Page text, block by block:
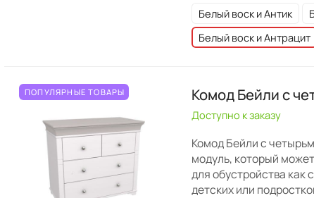
Белый воск и Антик
Белый воск и Антрацит
ПОПУЛЯРНЫЕ ТОВАРЫ Комод Бейли с
Доступно к заказу
Комод Бейли с
модуль, который
для обустройства как
детских или